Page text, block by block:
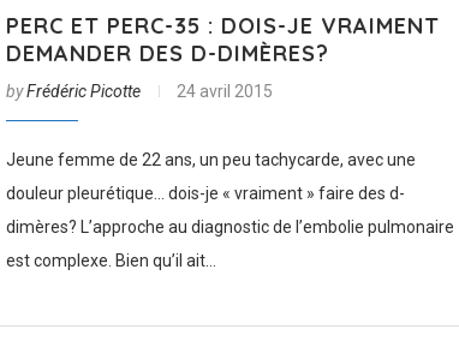
PERC ET PERC-35 : DOIS-JE VRAIMENT
DEMANDER DES D-DIMÈRES?
byFrédéric Picotte 24 avril 2015
Jeune femme de 22 ans, un peu tachycarde, avec une
douleur pleurétique… dois-je « vraiment » faire des d-
dimères? L’approche au diagnostic de l’embolie pulmonaire
est complexe. Bien qu’il ait…